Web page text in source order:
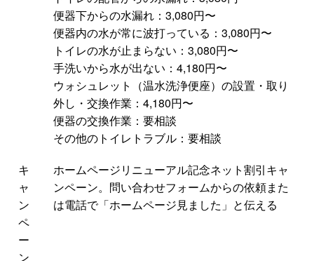
便器下からの水漏れ：3,080円〜
便器内の水が常に波打っている：3,080円〜
トイレの水が止まらない：3,080円〜
手洗いから水が出ない：4,180円〜
ウォシュレット（温水洗浄便座）の設置・取り
外し・交換作業：4,180円〜
便器の交換作業：要相談
その他のトイレトラブル：要相談
キ
ャ
ン
ペ
ー
ン
ホームページリニューアル記念ネット割引キャ
ンペーン。問い合わせフォームからの依頼また
は電話で「ホームページ見ました」と伝える